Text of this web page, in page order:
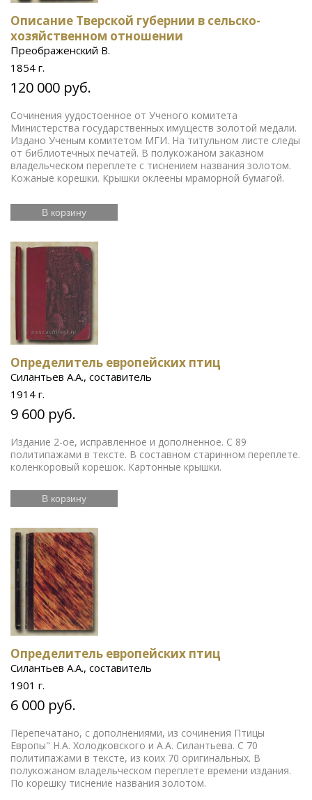
Описание Тверской губернии в сельско-
хозяйственном отношении
Преображенский В.
1854 г.
120 000 руб.
Сочинения уудостоенное от Ученого комитета
Министерства государственных имуществ золотой медали.
Издано Ученым комитетом МГИ. На титульном листе следы
от библиотечных печатей. В полукожаном заказном
владельческом переплете с тиснением названия золотом.
Кожаные корешки. Крышки оклеены мраморной бумагой.
В корзину
Определитель европейских птиц
Силантьев А.А., составитель
1914 г.
9 600 руб.
Издание 2-ое, исправленное и дополненное. С 89
политипажами в тексте. В составном старинном переплете.
коленкоровый корешок. Картонные крышки.
В корзину
Определитель европейских птиц
Силантьев А.А., составитель
1901 г.
6 000 руб.
Перепечатано, с дополнениями, из сочинения Птицы
Европы" Н.А. Холодковского и А.А. Силантьева. С 70
политипажами в тексте, из коих 70 оригинальных. В
полукожаном владельческом переплете времени издания.
По корешку тиснение названия золотом.